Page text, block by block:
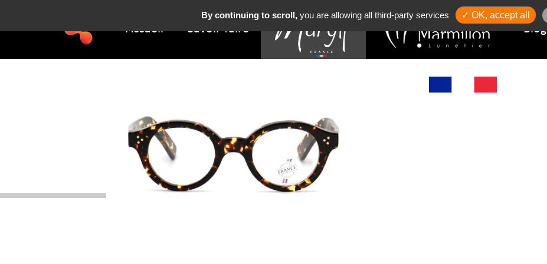
Accueil Savoir-faire Blog
By continuing to scroll,you are allowing all third-party services ✓ OK, accept all